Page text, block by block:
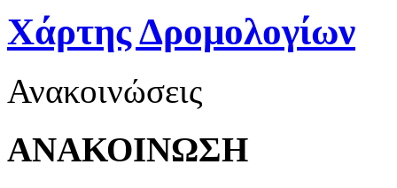
Χάρτης Δρομολογίων
Ανακοινώσεις
ΑΝΑΚΟΙΝΩΣΗ